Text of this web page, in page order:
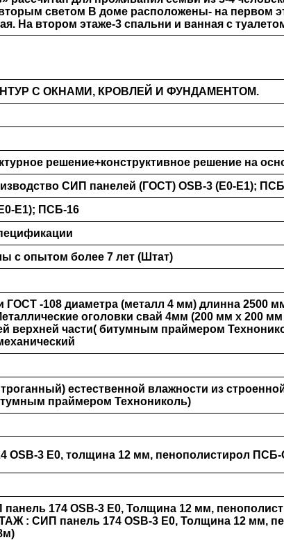
светом В доме расположены- на первом
На втором этаже-3 спальни и ванная с
С ОКНАМИ, КРОВЛЕЙ И ФУНДАМЕНТОМ.
решение+конструктивное решение на
СИП панелей (ГОСТ) ОSB-3 (Е0-Е1);
Е1); ПСБ-16
с опытом более 7 лет (Штат)
ГОСТ -108 диаметра (металл 4 мм) длинна 2500
оголовки свай 4мм (200 мм х 200
верхней части( битумным праймером
естественной влажности из
праймером Технониколь)
OSB-3 Е0, толщина 12 мм, пенополистирол
174 OSB-3 Е0, Толщина 12 мм,
: СИП панель 174 OSB-3 Е0, Толщина 12 мм,